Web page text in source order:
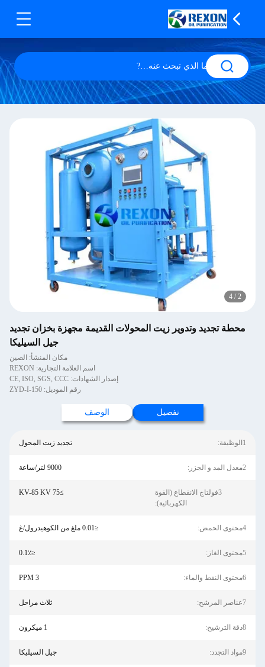
2
/
4
محطة تجديد وتدوير زيت المحولات القديمة مجهزة بخزان تجديد
جيل السيليكا
مكان المنشأ: الصين
اسم العلامة التجارية: REXON
إصدار الشهادات: CE, ISO, SGS, CCC
رقم الموديل: ZYD-I-150
تفصيل الوصف
1الوظيفة: تجديد زيت المحول
2معدل المد و الجزر: 9000 لتر/ساعة
3فولتاج الانقطاع (القوة
الكهربائية):
≥75 KV-85 KV
4محتوى الحمض: ≤0.01 ملغ من الكوهيدرول/غ
5محتوى الغاز: ≤0.1٪
6محتوى النفط والماء: 3 PPM
7عناصر المرشح: ثلاث مراحل
8دقة الترشيح: 1 ميكرون
9مواد التجدد: جيل السيليكا